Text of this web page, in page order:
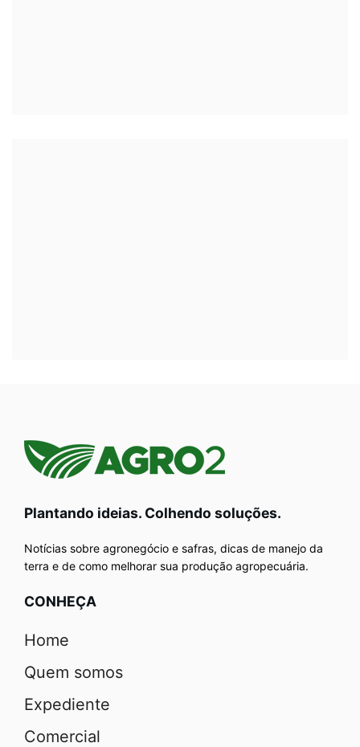
Plantando ideias. Colhendo soluções.
Notícias sobre agronegócio e safras, dicas de manejo da
terra e de como melhorar sua produção agropecuária.
CONHEÇA
Home
Quem somos
Expediente
Comercial